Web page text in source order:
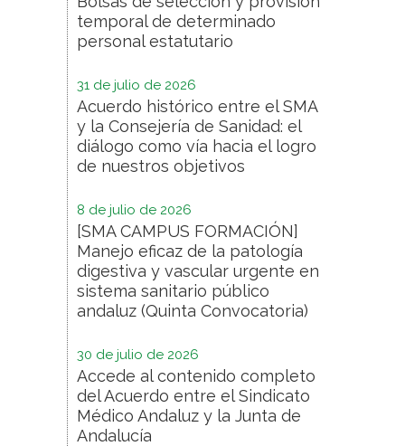
temporal de determinado
personal estatutario
31 de julio de 2026
Acuerdo histórico entre el SMA
y la Consejería de Sanidad: el
diálogo como vía hacia el logro
de nuestros objetivos
8 de julio de 2026
[SMA CAMPUS FORMACIÓN]
Manejo eficaz de la patología
digestiva y vascular urgente en
sistema sanitario público
andaluz (Quinta Convocatoria)
30 de julio de 2026
Accede al contenido completo
del Acuerdo entre el Sindicato
Médico Andaluz y la Junta de
Andalucía